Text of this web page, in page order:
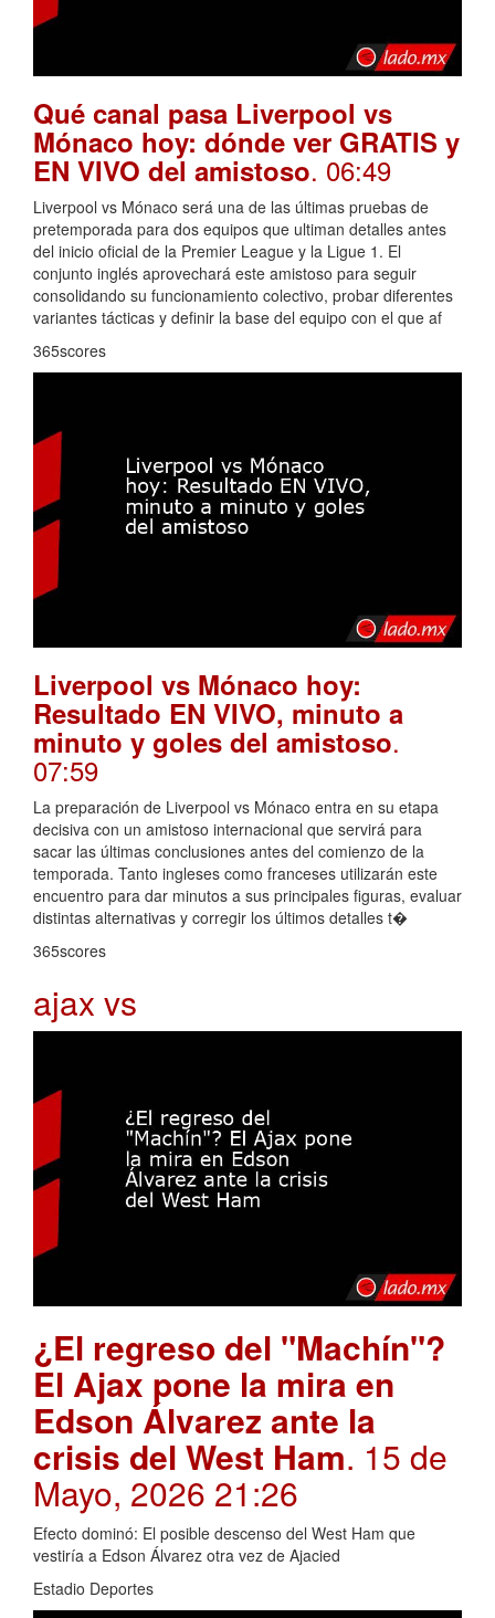
Qué canal pasa Liverpool vs
Mónaco hoy: dónde ver GRATIS y
EN VIVO del amistoso. 06:49
Liverpool vs Mónaco será una de las últimas pruebas de
pretemporada para dos equipos que ultiman detalles antes
del inicio oficial de la Premier League y la Ligue 1. El
conjunto inglés aprovechará este amistoso para seguir
consolidando su funcionamiento colectivo, probar diferentes
variantes tácticas y definir la base del equipo con el que af
365scores
Liverpool vs Mónaco hoy:
Resultado EN VIVO, minuto a
minuto y goles del amistoso.
07:59
La preparación de Liverpool vs Mónaco entra en su etapa
decisiva con un amistoso internacional que servirá para
sacar las últimas conclusiones antes del comienzo de la
temporada. Tanto ingleses como franceses utilizarán este
encuentro para dar minutos a sus principales figuras, evaluar
distintas alternativas y corregir los últimos detalles t�
365scores
ajax vs
¿El regreso del "Machín"?
El Ajax pone la mira en
Edson Álvarez ante la
crisis del West Ham. 15 de
Mayo, 2026 21:26
Efecto dominó: El posible descenso del West Ham que
vestiría a Edson Álvarez otra vez de Ajacied
Estadio Deportes